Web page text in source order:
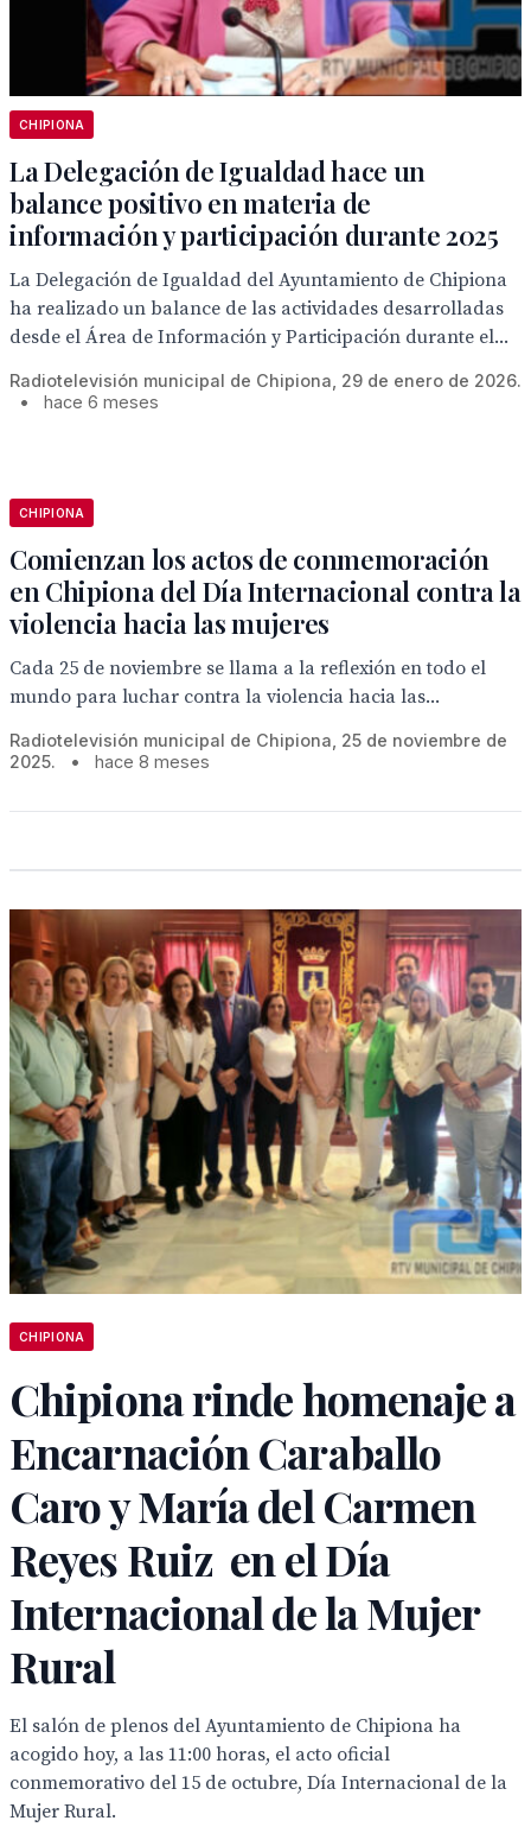
CHIPIONA
La Delegación de Igualdad hace un
balance positivo en materia de
información y participación durante 2025
La Delegación de Igualdad del Ayuntamiento de Chipiona
ha realizado un balance de las actividades desarrolladas
desde el Área de Información y Participación durante el...
Radiotelevisión municipal de Chipiona, 29 de enero de 2026.
•
hace 6 meses
CHIPIONA
Comienzan los actos de conmemoración
en Chipiona del Día Internacional contra la
violencia hacia las mujeres
Cada 25 de noviembre se llama a la reflexión en todo el
mundo para luchar contra la violencia hacia las...
Radiotelevisión municipal de Chipiona, 25 de noviembre de
2025.
• hace 8 meses
CHIPIONA
Chipiona rinde homenaje a
Encarnación Caraballo
Caro y María del Carmen
Reyes Ruiz en el Día
Internacional de la Mujer
Rural
El salón de plenos del Ayuntamiento de Chipiona ha
acogido hoy, a las 11:00 horas, el acto oficial
conmemorativo del 15 de octubre, Día Internacional de la
Mujer Rural.